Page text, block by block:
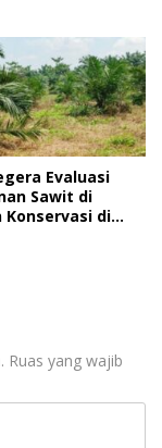
Evaluasi
Sawit di
Konservasi di
Ruas yang wajib